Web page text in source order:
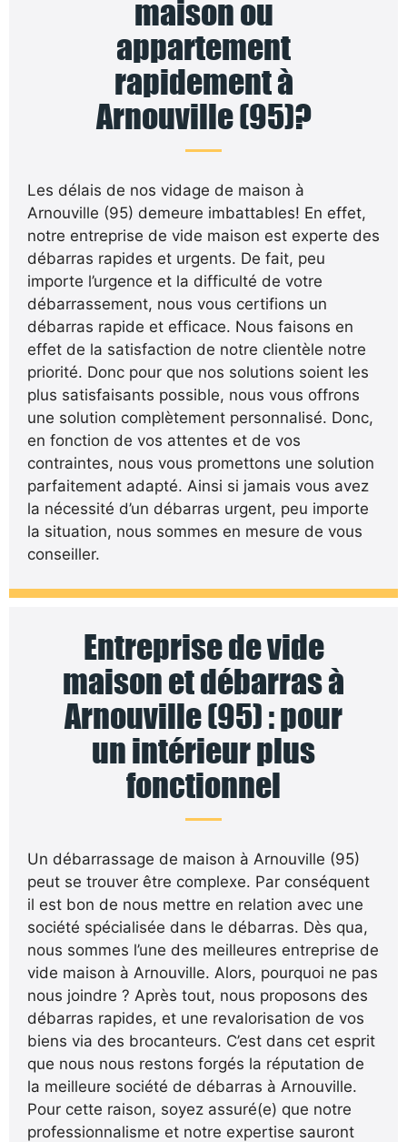
maison ou
appartement
rapidement à
Arnouville (95)?
Les délais de nos vidage de maison à
Arnouville (95) demeure imbattables! En effet,
notre entreprise de vide maison est experte des
débarras rapides et urgents. De fait, peu
importe l’urgence et la difficulté de votre
débarrassement, nous vous certifions un
débarras rapide et efficace. Nous faisons en
effet de la satisfaction de notre clientèle notre
priorité. Donc pour que nos solutions soient les
plus satisfaisants possible, nous vous offrons
une solution complètement personnalisé. Donc,
en fonction de vos attentes et de vos
contraintes, nous vous promettons une solution
parfaitement adapté. Ainsi si jamais vous avez
la nécessité d’un débarras urgent, peu importe
la situation, nous sommes en mesure de vous
conseiller.
Entreprise de vide
maison et débarras à
Arnouville (95) : pour
un intérieur plus
fonctionnel
Un débarrassage de maison à Arnouville (95)
peut se trouver être complexe. Par conséquent
il est bon de nous mettre en relation avec une
société spécialisée dans le débarras. Dès qua,
nous sommes l’une des meilleures entreprise de
vide maison à Arnouville. Alors, pourquoi ne pas
nous joindre ? Après tout, nous proposons des
débarras rapides, et une revalorisation de vos
biens via des brocanteurs. C’est dans cet esprit
que nous nous restons forgés la réputation de
la meilleure société de débarras à Arnouville.
Pour cette raison, soyez assuré(e) que notre
professionnalisme et notre expertise sauront